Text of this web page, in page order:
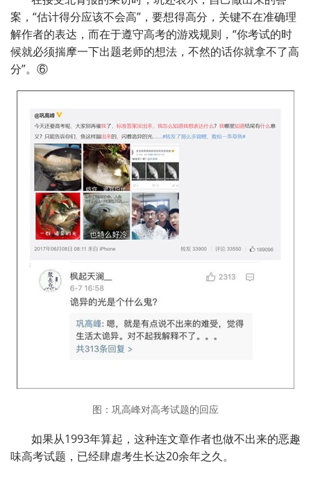
案，“估计得分应该不会高”，要想得高分，关键不在准确理
解作者的表达，而在于遵守高考的游戏规则，“你考试的时
候就必须揣摩一下出题老师的想法，不然的话你就拿不了高
分”。⑥
图：巩高峰对高考试题的回应
如果从1993年算起，这种连文章作者也做不出来的恶趣
味高考试题，已经肆虐考生长达20余年之久。